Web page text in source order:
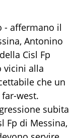
- affermano il
Antonino
Cisl Fp
vicini alla
che un
west.
subita
Fp di Messina,